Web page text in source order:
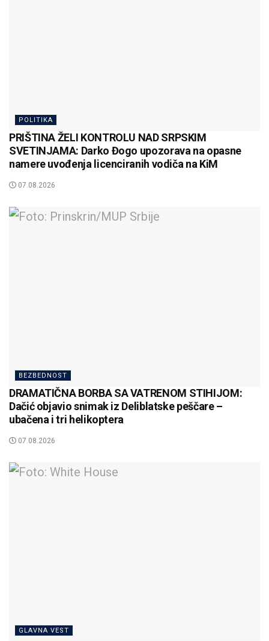
POLITIKA
PRIŠTINA ŽELI KONTROLU NAD SRPSKIM
SVETINJAMA: Darko Đogo upozorava na opasne
namere uvođenja licenciranih vodiča na KiM
07.08.2026
BEZBEDNOST
DRAMATIČNA BORBA SA VATRENOM STIHIJOM:
Dačić objavio snimak iz Deliblatske peščare –
ubačena i tri helikoptera
07.08.2026
GLAVNA VEST